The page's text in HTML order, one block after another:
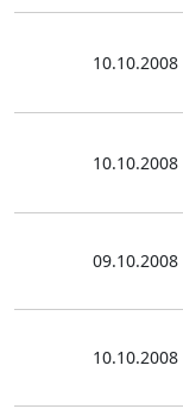
10.10.2008
10.10.2008
09.10.2008
10.10.2008